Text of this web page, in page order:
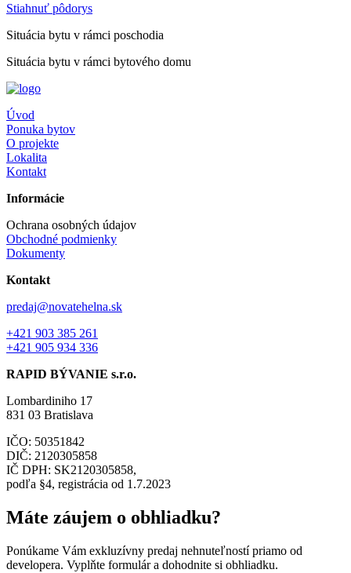
Stiahnuť pôdorys
Situácia bytu v rámci poschodia
Situácia bytu v rámci bytového domu
Úvod
Ponuka bytov
O projekte
Lokalita
Kontakt
Informácie
Ochrana osobných údajov
Obchodné podmienky
Dokumenty
Kontakt
predaj@novatehelna.sk
+421 903 385 261
+421 905 934 336
RAPID BÝVANIE s.r.o.
Lombardiniho 17
831 03 Bratislava
IČO: 50351842
DIČ: 2120305858
IČ DPH: SK2120305858,
podľa §4, registrácia od 1.7.2023
Máte záujem o obhliadku?
Ponúkame Vám exkluzívny predaj nehnuteľností priamo od
developera. Vyplňte formulár a dohodnite si obhliadku.